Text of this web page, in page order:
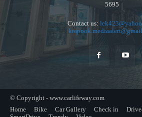
5695
Contact us:
© Copyright - www.carlifeway.com
Home
Bike Car Gallery Check in